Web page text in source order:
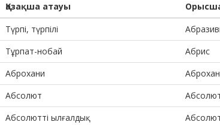
Қазақша атауы
Түрпі, түрпілі
Тұрпат-нобай
Абрис
Аброхани
Абсолют
Абсолютті ылғалдық